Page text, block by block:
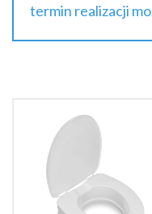
termin realizacji